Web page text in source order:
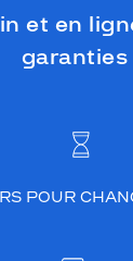
et en
garanties
POUR